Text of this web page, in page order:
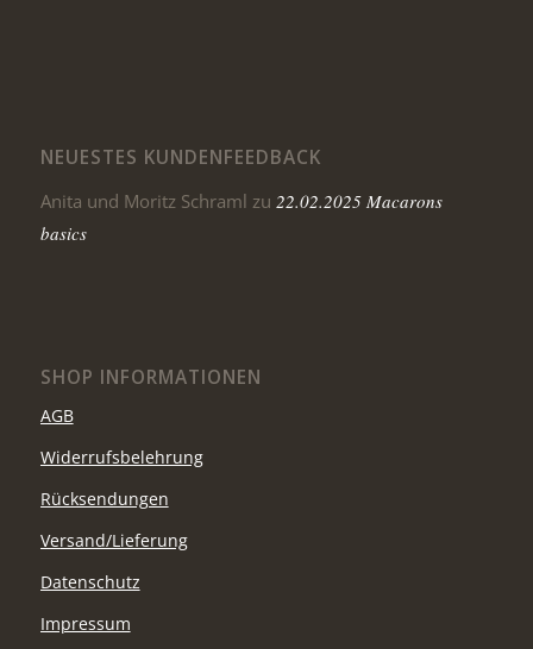
NEUESTES KUNDENFEEDBACK
Anita und Moritz Schraml zu 22.02.2025 Macarons
basics
SHOP INFORMATIONEN
AGB
Widerrufsbelehrung
Rücksendungen
Versand/Lieferung
Datenschutz
Impressum